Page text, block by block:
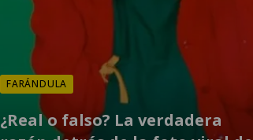
FARÁNDULA
¿Real o falso? La verdadera